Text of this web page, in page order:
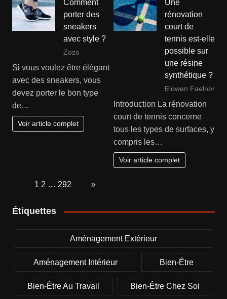
Comment
porter des
sneakers
avec style ?
Zozo
Si vous voulez être élégant
avec des sneakers, vous
devez porter le bon type
de…
Voir article complet
Une
rénovation
court de
tennis est-elle
possible sur
une résine
synthétique ?
Elowen Faelnor
Introduction La rénovation
court de tennis concerne
tous les types de surfaces, y
compris les…
Voir article complet
1 2 … 292 »
Étiquettes
Aménagement Extérieur
Aménagement Intérieur Bien-Être
Bien-Être Au Travail Bien-Être Chez Soi